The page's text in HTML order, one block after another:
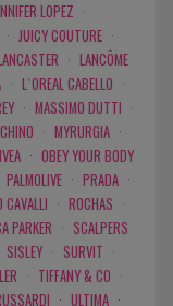
LOPEZ ·
· JUICY COUTURE ·
· LANCÔME
· L`OREAL CABELLO ·
· MASSIMO DUTTI ·
· MYRURGIA ·
· OBEY YOUR BODY
PALMOLIVE · PRADA ·
CAVALLI · ROCHAS ·
PARKER · SCALPERS
SISLEY · SURVIT ·
· TIFFANY & CO ·
· ULTIMA ·